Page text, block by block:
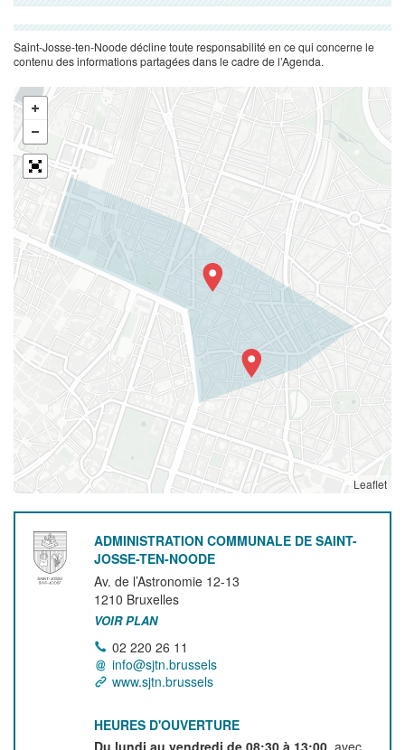
Saint-Josse-ten-Noode décline toute responsabilité en ce qui concerne le
contenu des informations partagées dans le cadre de l’Agenda.
Leaflet
ADMINISTRATION COMMUNALE DE SAINT-
JOSSE-TEN-NOODE
Av. de l’Astronomie 12-13
1210 Bruxelles
VOIR PLAN
02 220 26 11
info@sjtn.brussels
www.sjtn.brussels
HEURES D'OUVERTURE
Du lundi au vendredi de 08:30 à 13:00 , avec